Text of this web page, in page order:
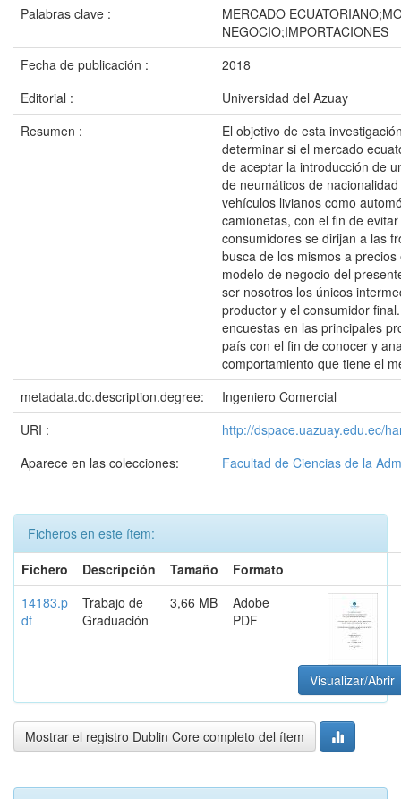
Palabras clave :
MERCADO
NEGOCIO;IMPORTACIONES
Fecha de publicación :
2018
Editorial :
Universidad del Azuay
Resumen :
El objetivo de esta
determinar si el mercado
de aceptar la introducción de
de neumáticos de
vehículos livianos como
camionetas, con el fin de
consumidores se dirijan a las
busca de los mismos a
modelo de negocio del
ser nosotros los únicos
productor y el consumidor
encuestas en las principales
país con el fin de conocer y
comportamiento que tiene el
metadata.dc.description.degree:
Ingeniero Comercial
URI :
http://dspace.uazuay.edu.ec/
Aparece en las colecciones:
Facultad de Ciencias de la
Ficheros en este ítem:
Fichero
Descripción Tamaño
Formato
14183.p
df
Trabajo de
Graduación
3,66 MB
Adobe
PDF
Visualizar/Abrir
Mostrar el registro Dublin Core completo del ítem